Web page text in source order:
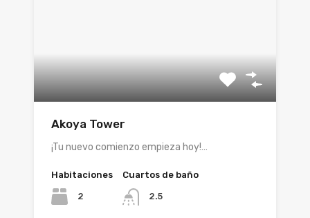
Akoya Tower
¡Tu nuevo comienzo empieza hoy!…
Habitaciones
2
Cuartos de baño
2.5